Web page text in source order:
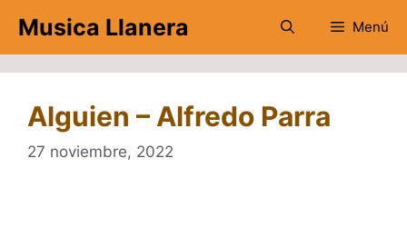
contenido
Musica Llanera Menú
Alguien – Alfredo Parra
27 noviembre, 2022